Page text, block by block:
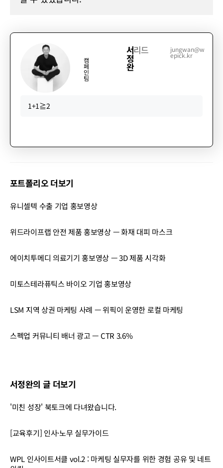
캠
페
인
팀
서
정
완
리드 jungwan@w
epick.kr
1+1≧2
서정완의 글 더보기
'미친 성장' 북토크에 다녀왔습니다.
[교육후기] 인사·노무 실무가이드
WPL 인사이트서클 vol.2 : 마케팅 실무자를 위한 경험 공유 및 네트
포트폴리오 더보기
유니셀텍 수출 기업 홍보영상
위드라이프랩 안전 제품 홍보영상 — 화재 대피 마스크
에이치투메디 의료기기 홍보영상 — 3D 제품 시각화
미토스테라퓨틱스 바이오 기업 홍보영상
LSM 지역 상권 마케팅 사례 — 위픽이 운영한 로컬 마케팅
스펙업 커뮤니티 배너 광고 — CTR 3.6%